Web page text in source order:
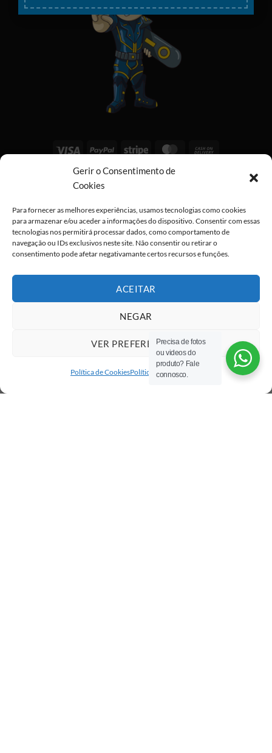
Gerir o Consentimento de
Cookies
Para fornecer as melhores experiências, usamos tecnologias como cookies
para armazenar e/ou aceder a informações do dispositivo. Consentir com essas
tecnologias nos permitirá processar dados, como comportamento de
navegação ou IDs exclusivos neste site. Não consentir ou retirar o
consentimento pode afetar negativamante certos recursos e funções.
ACEITAR
NEGAR
VER PREFERÊNCIAS
Política de CookiesPolítica de privacidade
Visa PayPal Stripe MasterCard
Copyright 2026 ©All rights reserved
Precisa de fotos
ou videos do
produto? Fale
connosco.